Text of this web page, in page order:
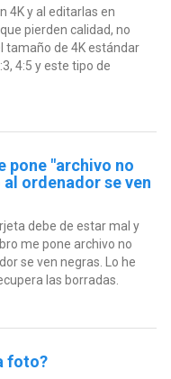
4K y al editarlas en
pierden calidad, no
tamaño de 4K estándar
4:5 y este tipo de
pone "archivo no
ordenador se ven
debe de estar mal y
me pone archivo no
se ven negras. Lo he
las borradas.
foto?